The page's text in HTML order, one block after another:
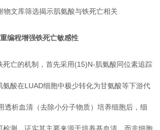
物文库筛选揭示肌氨酸与铁死亡相关
编程增强铁死亡敏感性
死亡的机制，首先采用(15)N-肌氨酸同位素追踪
氨酸在LUAD细胞中极少转化为甘氨酸等下游代
透析血清（去除小分子物质）培养细胞后，细